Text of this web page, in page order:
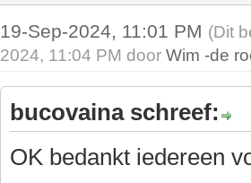
19-Sep-2024, 11:01 PM (Dit
2024, 11:04 PM doorWim -de
bucovaina schreef:
OK bedankt iedereen